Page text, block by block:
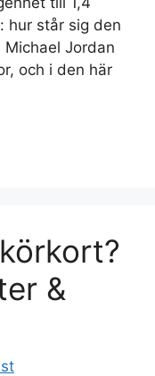
hur står sig den
Jordan
och i den här
&